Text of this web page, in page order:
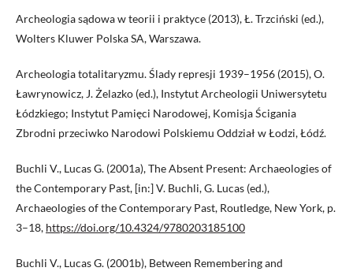
Archeologia sądowa w teorii i praktyce (2013), Ł. Trzciński (ed.),
Wolters Kluwer Polska SA, Warszawa.
Archeologia totalitaryzmu. Ślady represji 1939–1956 (2015), O.
Ławrynowicz, J. Żelazko (ed.), Instytut Archeologii Uniwersytetu
Łódzkiego; Instytut Pamięci Narodowej, Komisja Ścigania
Zbrodni przeciwko Narodowi Polskiemu Oddział w Łodzi, Łódź.
Buchli V., Lucas G. (2001a), The Absent Present: Archaeologies of
the Contemporary Past, [in:] V. Buchli, G. Lucas (ed.),
Archaeologies of the Contemporary Past, Routledge, New York, p.
3–18, https://doi.org/10.4324/9780203185100
Buchli V., Lucas G. (2001b), Between Remembering and